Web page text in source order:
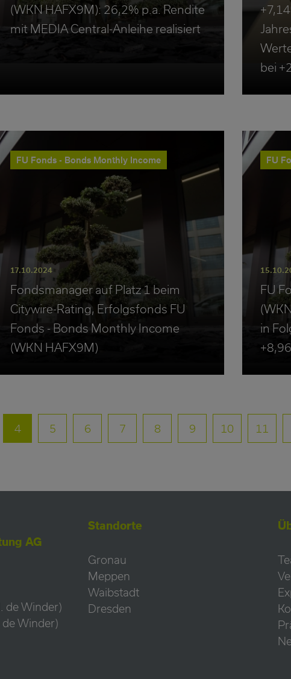
(WKN HAFX9M): 26,2% p.a. Rendite
mit MEDIA Central-Anleihe realisiert
bei
FU Fonds - Bonds Monthly Income
17.10.2024
Fondsmanager auf Platz 1 beim
Citywire-Rating, Erfolgsfonds FU
Fonds - Bonds Monthly Income
(WKN HAFX9M)
FU
FU
in
4 5 6 7 8 9 10 11
AG
de Winder)
Winder)
Standorte
Gronau
Meppen
Waibstadt
Dresden